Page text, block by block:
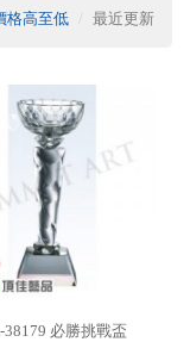
格高至低 最近更新
38179 必勝挑戰盃